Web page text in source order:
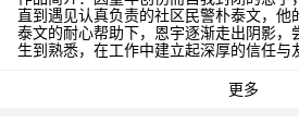
直到遇见认真负责的社区民警朴泰文，他
泰文的耐心帮助下，恩宇逐渐走出阴影，
生到熟悉，在工作中建立起深厚的信任与
互相扶持中共同成长。这是一个关于治愈